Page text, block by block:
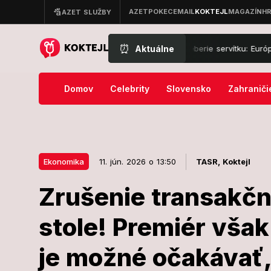
⏰ Aktuálne
Byl jednou jeden polda, herec si neberie servítku: Európa sa rúti do
Domov Celebrity Slovensko
Ekonomika 11. jún. 2026 o 13:50 TASR, Koktejl
Zrušenie
stole! Premiér
je možné
Zrušenie